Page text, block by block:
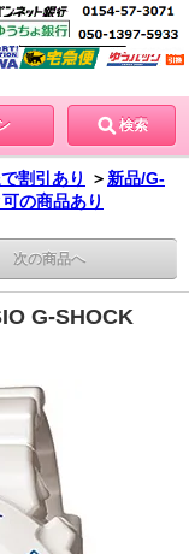
検索
割引あり ＞新品/G-
の商品あり
次の商品へ
G-SHOCK